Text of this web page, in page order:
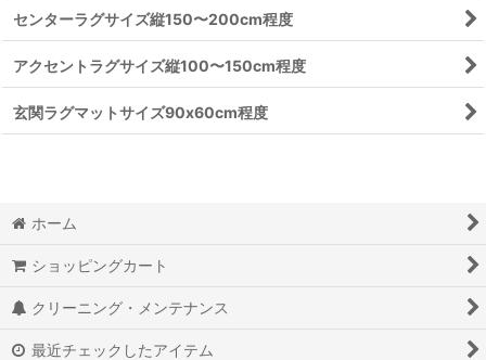
センターラグサイズ縦150〜200cm程度
アクセントラグサイズ縦100〜150cm程度
玄関ラグマットサイズ90x60cm程度
ホーム
ショッピングカート
クリーニング・メンテナンス
最近チェックしたアイテム